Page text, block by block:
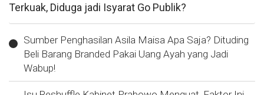
Terkuak, Diduga jadi Isyarat Go Publik?
Sumber Penghasilan Asila Maisa Apa Saja? Dituding
Beli Barang Branded Pakai Uang Ayah yang Jadi
Wabup!